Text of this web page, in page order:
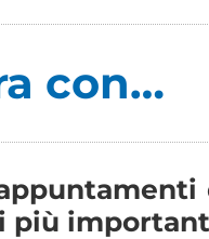
con…
più